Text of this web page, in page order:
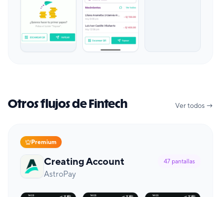
Otros flujos de Fintech Ver todos →
Premium
Creating Account
AstroPay
47 pantallas